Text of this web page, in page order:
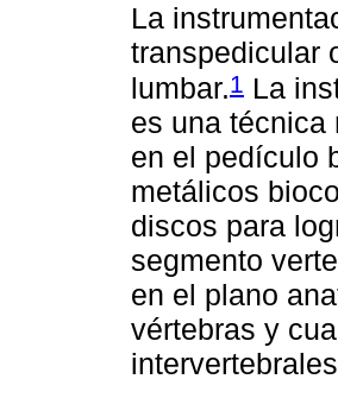
La
transpedicular
lumbar.1 La
es una técnica
en el pedículo
metálicos
discos para
segmento
en el plano
vértebras y